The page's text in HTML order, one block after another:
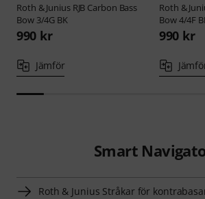
Roth & Junius RJB Carbon Bass
Bow 3/4G BK
990 kr
Jämför
Roth &
Bow 4/4F
990 kr
Smart
Roth & Junius Stråkar för